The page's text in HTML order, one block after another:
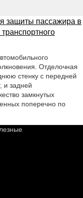
защиты пассажира в
Отделочная
стенку с передней
и задней
замкнутых
поперечно по